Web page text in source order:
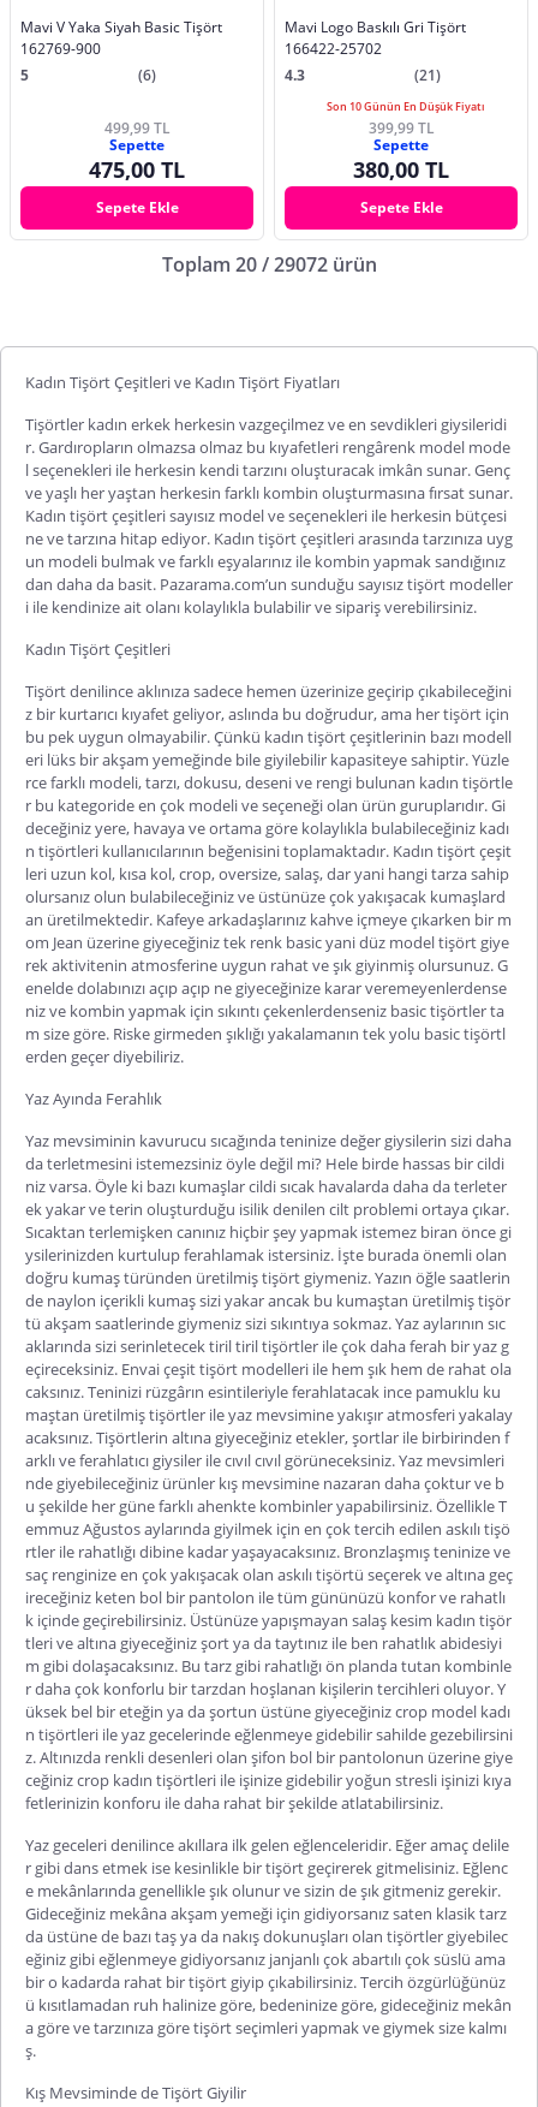
Mavi V Yaka Siyah Basic Tişört
162769-900
5
(6)
499,99 TL
Sepette
475,00 TL
Sepete Ekle
Mavi Logo Baskılı Gri Tişört
166422-25702
4.3
(21)
Son 10 Günün En Düşük Fiyatı
399,99 TL
Sepette
380,00 TL
Sepete Ekle
Toplam 20 / 29072 ürün
Kadın Tişört Çeşitleri ve Kadın Tişört Fiyatları
Tişörtler kadın erkek herkesin vazgeçilmez ve en sevdikleri giysileridi
r. Gardıropların olmazsa olmaz bu kıyafetleri rengârenk model mode
l seçenekleri ile herkesin kendi tarzını oluşturacak imkân sunar. Genç
ve yaşlı her yaştan herkesin farklı kombin oluşturmasına fırsat sunar.
Kadın tişört çeşitlerisayısız model ve seçenekleri ile herkesin bütçesi
ne ve tarzına hitap ediyor. Kadın tişört çeşitleriarasında tarzınıza uyg
un modeli bulmak ve farklı eşyalarınız ile kombin yapmak sandığınız
dan daha da basit. Pazarama.com’un sunduğu sayısız tişört modeller
i ile kendinize ait olanı kolaylıkla bulabilir ve sipariş verebilirsiniz.
Kadın Tişört Çeşitleri
Tişört denilince aklınıza sadece hemen üzerinize geçirip çıkabileceğini
z bir kurtarıcı kıyafet geliyor, aslında bu doğrudur, ama her tişört için
bu pek uygun olmayabilir. Çünkü kadın tişört çeşitlerinin bazı modell
eri lüks bir akşam yemeğinde bile giyilebilir kapasiteye sahiptir. Yüzle
rce farklı modeli, tarzı, dokusu, deseni ve rengi bulunan kadın tişörtle
r bu kategoride en çok modeli ve seçeneği olan ürün guruplarıdır. Gi
deceğiniz yere, havaya ve ortama göre kolaylıkla bulabileceğiniz kadı
n tişörtleri kullanıcılarının beğenisini toplamaktadır. Kadın tişört çeşit
leri uzun kol, kısa kol, crop, oversize, salaş, dar yani hangi tarza sahip
olursanız olun bulabileceğiniz ve üstünüze çok yakışacak kumaşlard
an üretilmektedir. Kafeye arkadaşlarınız kahve içmeye çıkarken bir m
om Jean üzerine giyeceğiniz tek renk basic yani düz model tişört giye
rek aktivitenin atmosferine uygun rahat ve şık giyinmiş olursunuz. G
enelde dolabınızı açıp açıp ne giyeceğinize karar veremeyenlerdense
niz ve kombin yapmak için sıkıntı çekenlerdenseniz basic tişörtler ta
m size göre. Riske girmeden şıklığı yakalamanın tek yolu basic tişörtl
erden geçer diyebiliriz.
Yaz Ayında Ferahlık
Yaz mevsiminin kavurucu sıcağında teninize değer giysilerin sizi daha
da terletmesini istemezsiniz öyle değil mi? Hele birde hassas bir cildi
niz varsa. Öyle ki bazı kumaşlar cildi sıcak havalarda daha da terleter
ek yakar ve terin oluşturduğu isilik denilen cilt problemi ortaya çıkar.
Sıcaktan terlemişken canınız hiçbir şey yapmak istemez biran önce gi
ysilerinizden kurtulup ferahlamak istersiniz. İşte burada önemli olan
doğru kumaş türünden üretilmiş tişört giymeniz. Yazın öğle saatlerin
de naylon içerikli kumaş sizi yakar ancak bu kumaştan üretilmiş tişör
tü akşam saatlerinde giymeniz sizi sıkıntıya sokmaz. Yaz aylarının sıc
aklarında sizi serinletecek tiril tiril tişörtler ile çok daha ferah bir yaz g
eçireceksiniz. Envai çeşit tişört modelleri ile hem şık hem de rahat ola
caksınız. Teninizi rüzgârın esintileriyle ferahlatacak ince pamuklu ku
maştan üretilmiş tişörtler ile yaz mevsimine yakışır atmosferi yakalay
acaksınız. Tişörtlerin altına giyeceğiniz etekler, şortlar ile birbirinden f
arklı ve ferahlatıcı giysiler ile cıvıl cıvıl görüneceksiniz. Yaz mevsimleri
nde giyebileceğiniz ürünler kış mevsimine nazaran daha çoktur ve b
u şekilde her güne farklı ahenkte kombinler yapabilirsiniz. Özellikle T
emmuz Ağustos aylarında giyilmek için en çok tercih edilen askılı tişö
rtler ile rahatlığı dibine kadar yaşayacaksınız. Bronzlaşmış teninize ve
saç renginize en çok yakışacak olan askılı tişörtü seçerek ve altına geç
ireceğiniz keten bol bir pantolon ile tüm gününüzü konfor ve rahatlı
k içinde geçirebilirsiniz. Üstünüze yapışmayan salaş kesim kadın tişör
tleri ve altına giyeceğiniz şort ya da taytınız ile ben rahatlık abidesiyi
m gibi dolaşacaksınız. Bu tarz gibi rahatlığı ön planda tutan kombinle
r daha çok konforlu bir tarzdan hoşlanan kişilerin tercihleri oluyor. Y
üksek bel bir eteğin ya da şortun üstüne giyeceğiniz crop model kadı
n tişörtleri ile yaz gecelerinde eğlenmeye gidebilir sahilde gezebilirsini
z. Altınızda renkli desenleri olan şifon bol bir pantolonun üzerine giye
ceğiniz crop kadın tişörtleri ile işinize gidebilir yoğun stresli işinizi kıya
fetlerinizin konforu ile daha rahat bir şekilde atlatabilirsiniz.
Yaz geceleri denilince akıllara ilk gelen eğlenceleridir. Eğer amaç delile
r gibi dans etmek ise kesinlikle bir tişört geçirerek gitmelisiniz. Eğlenc
e mekânlarında genellikle şık olunur ve sizin de şık gitmeniz gerekir.
Gideceğiniz mekâna akşam yemeği için gidiyorsanız saten klasik tarz
da üstüne de bazı taş ya da nakış dokunuşları olan tişörtler giyebilec
eğiniz gibi eğlenmeye gidiyorsanız janjanlı çok abartılı çok süslü ama
bir o kadarda rahat bir tişört giyip çıkabilirsiniz. Tercih özgürlüğünüz
ü kısıtlamadan ruh halinize göre, bedeninize göre, gideceğiniz mekân
a göre ve tarzınıza göre tişört seçimleri yapmak ve giymek size kalmı
ş.
Kış Mevsiminde de Tişört Giyilir